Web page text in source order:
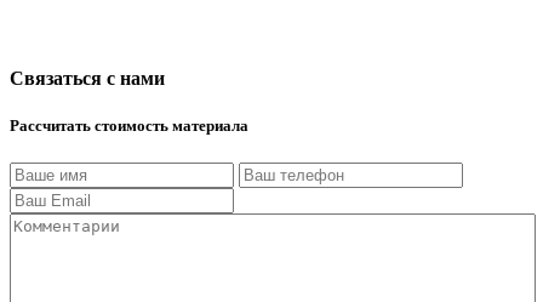
Связаться с нами
Рассчитать стоимость материала